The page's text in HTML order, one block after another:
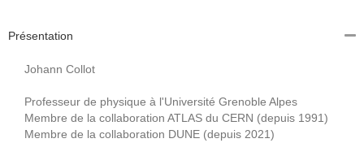
Présentation
Johann Collot
Professeur de physique à l'Université Grenoble Alpes
Membre de la collaboration ATLAS du CERN (depuis 1991)
Membre de la collaboration DUNE (depuis 2021)